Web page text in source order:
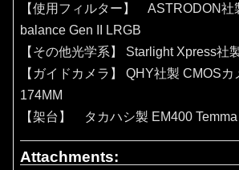
【使用フィルター】 ASTRODON社
balance Gen II LRGB
【その他光学系】 Starlight Xpress社
【ガイドカメラ】 QHY社製 CMOS
174MM
【架台】 タカハシ製 EM400
Attachments: